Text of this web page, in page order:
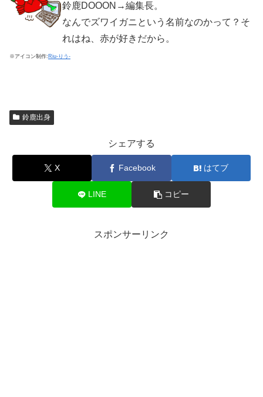
鈴鹿DOOON→編集長。
なんでズワイガニという名前なのかって？そ
れはね、赤が好きだから。
※アイコン制作: Riu-りう-
鈴鹿出身
シェアする
X Facebook はてブ
LINE コピー
スポンサーリンク